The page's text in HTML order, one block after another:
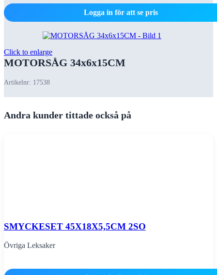
Logga in för att se pris
Click to enlarge
MOTORSÅG 34x6x15CM
Artikelnr: 17538
Andra kunder tittade också på
SMYCKESET 45X18X5,5CM 2SO
Övriga Leksaker